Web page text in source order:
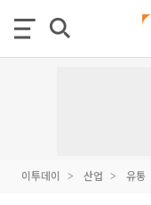
이투데이 산업 유통